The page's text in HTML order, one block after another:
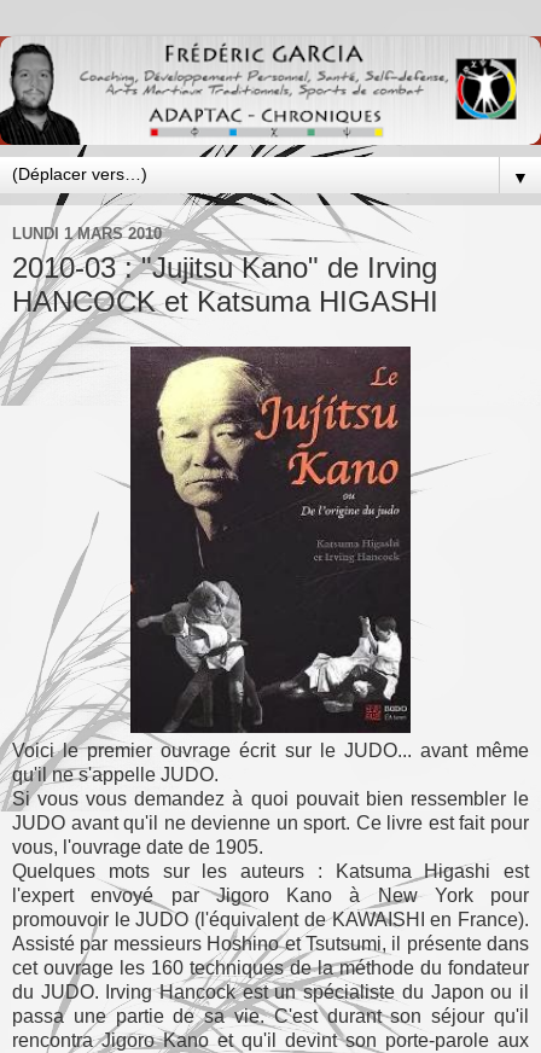
▼
LUNDI 1 MARS 2010
2010-03 : "Jujitsu Kano" de Irving
HANCOCK et Katsuma HIGASHI
Voici le premier ouvrage écrit sur le JUDO... avant même
qu'il ne s'appelle JUDO.
Si vous vous demandez à quoi pouvait bien ressembler le
JUDO avant qu'il ne devienne un sport. Ce livre est fait pour
vous, l'ouvrage date de 1905.
Quelques mots sur les auteurs : Katsuma Higashi est
l'expert envoyé par Jigoro Kano à New York pour
promouvoir le JUDO (l'équivalent de KAWAISHI en France).
Assisté par messieurs Hoshino et Tsutsumi, il présente dans
cet ouvrage les 160 techniques de la méthode du fondateur
du JUDO. Irving Hancock est un spécialiste du Japon ou il
passa une partie de sa vie. C'est durant son séjour qu'il
rencontra Jigoro Kano et qu'il devint son porte-parole aux